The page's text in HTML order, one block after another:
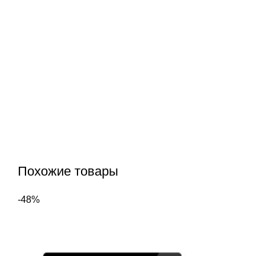
Похожие товары
-48%